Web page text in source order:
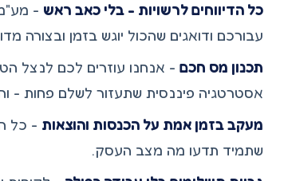
כל הדיווחים לרשויות - בלי כאב ראש -
עבורכם ודואגים שהכול יוגש בזמן ובצורה
תכנון מס חכם - אנחנו עוזרים לכם לנצל
אסטרטגיה פיננסית שתעזור לשלם פחות -
מעקב בזמן אמת על הכנסות והוצאות - כל
שתמיד תדעו מה מצב העסק.